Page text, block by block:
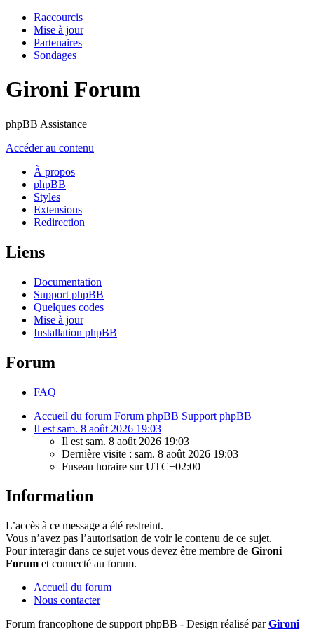
Raccourcis
Mise à jour
Partenaires
Sondages
Gironi Forum
phpBB Assistance
Accéder au contenu
À propos
phpBB
Styles
Extensions
Redirection
Liens
Documentation
Support phpBB
Quelques codes
Mise à jour
Installation phpBB
Forum
FAQ
Accueil du forum Forum phpBB Support phpBB
Il est sam. 8 août 2026 19:03
Il est sam. 8 août 2026 19:03
Dernière visite : sam. 8 août 2026 19:03
Fuseau horaire surUTC+02:00
Information
L’accès à ce message a été restreint.
Vous n’avez pas l’autorisation de voir le contenu de ce sujet.
Pour interagir dans ce sujet vous devez être membre de Gironi
Forum et connecté au forum.
Accueil du forum
Nous contacter
Forum francophone de support phpBB - Design réalisé parGironi